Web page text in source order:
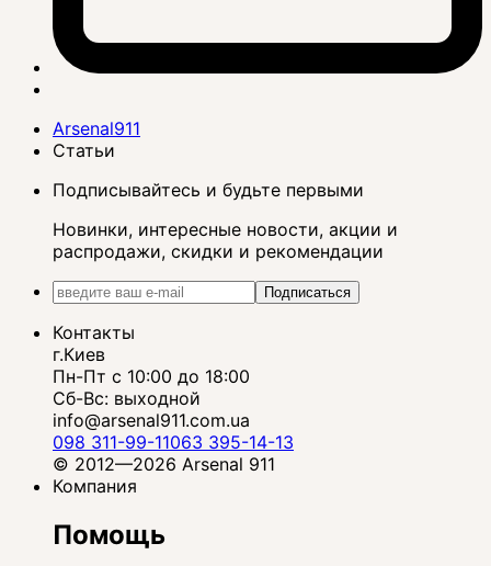
Arsenal911
Статьи
Подписывайтесь и будьте первыми
Новинки, интересные новости, акции и
распродажи, скидки и рекомендации
Подписаться
Контакты
г.Киев
Пн-Пт с 10:00 до 18:00
Сб-Вс: выходной
info@arsenal911.com.ua
098 311-99-11063 395-14-13
© 2012—2026 Arsenal 911
Компания
Помощь